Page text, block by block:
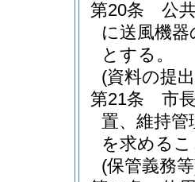
第20条
公
に送風機
とする。
(資料の提
第21条
市
置、維持
を求める
(保管義務